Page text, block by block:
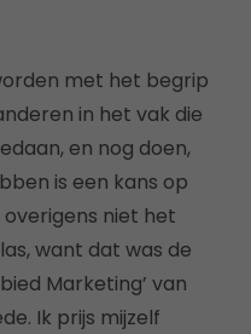
met het begrip
in het vak die
en nog doen,
is een kans op
overigens niet het
want dat was de
Marketing’ van
Ik prijs mijzelf